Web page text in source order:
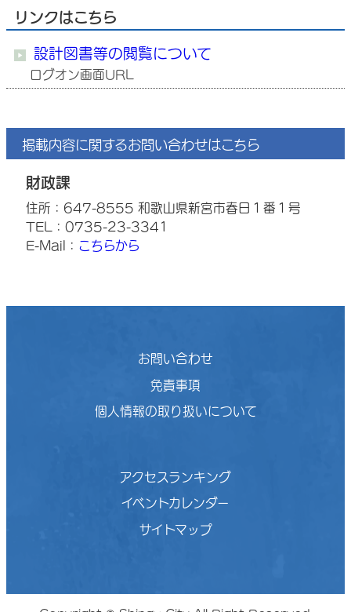
リンクはこちら
設計図書等の閲覧について
ログオン画面URL
掲載内容に関するお問い合わせはこちら
財政課
住所：647-8555 和歌山県新宮市春日１番１号
TEL：0735-23-3341
E-Mail： こちらから
お問い合わせ
免責事項
個人情報の取り扱いについて
アクセスランキング
イベントカレンダー
サイトマップ